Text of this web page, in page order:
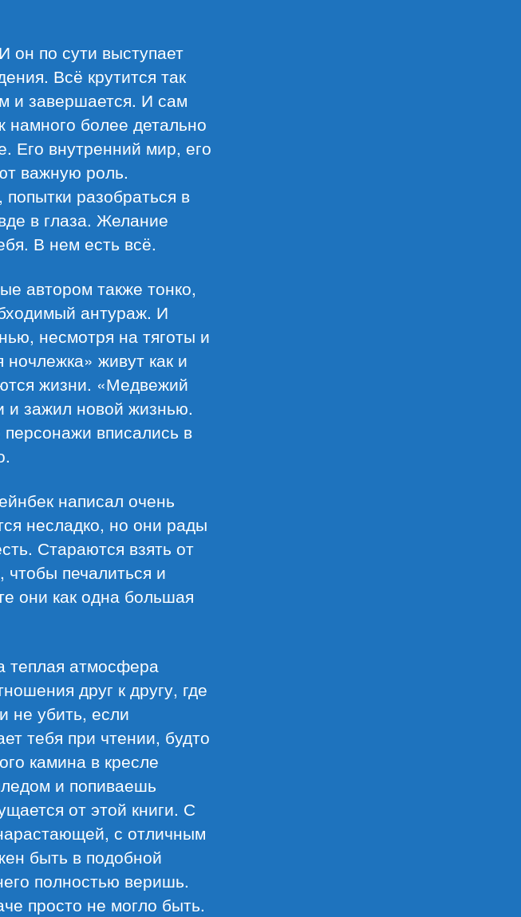
он по сути выступает
Всё крутится так
и завершается. И сам
намного более детально
Его внутренний мир, его
важную роль.
разобраться в
в глаза. Желание
В нем есть всё.
автором также тонко,
антураж. И
несмотря на тяготы и
живут как и
жизни. «Медвежий
и зажил новой жизнью.
вписались в
написал очень
несладко, но они рады
Стараются взять от
чтобы печалиться и
они как одна большая
теплая атмосфера
друг к другу, где
не убить, если
тебя при чтении, будто
камина в кресле
и попиваешь
от этой книги. С
с отличным
быть в подобной
полностью веришь.
просто не могло быть.